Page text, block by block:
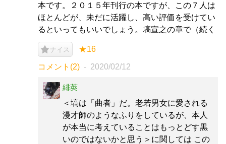
本です。２０１５年刊行の本ですが、この７人は
ほとんどが、未だに活躍し、高い評価を受けてい
るといってもいいでしょう。塙宣之の章で（続く
ナイス ★16
コメント(2) 2020/02/12
緋莢
＜塙は「曲者」だ。老若男女に愛される
漫才師のようなふりをしているが、本人
が本当に考えていることはもっとどす黒
いのではないかと思う＞に関しては この